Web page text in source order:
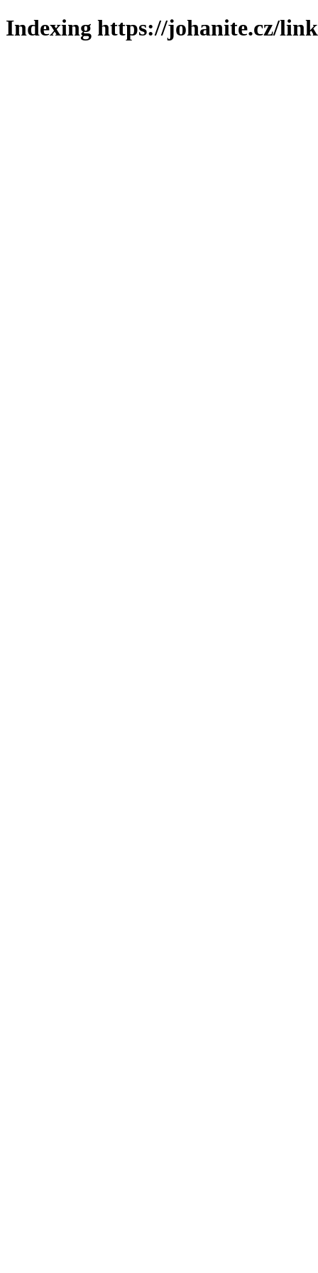
Indexing https://johanite.cz/